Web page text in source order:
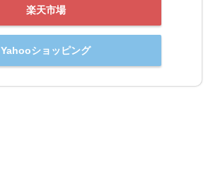
楽天市場
Yahooショッピング